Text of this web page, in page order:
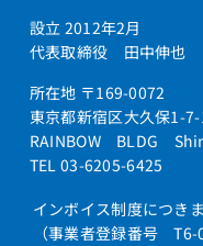
設立 2012年2月
代表取締役 田中伸也
所在地 〒169-0072
東京都新宿区大久保1-
RAINBOW BLDG
TEL 03-6205-6425
インボイス制度につき
（事業者登録番号 T6-